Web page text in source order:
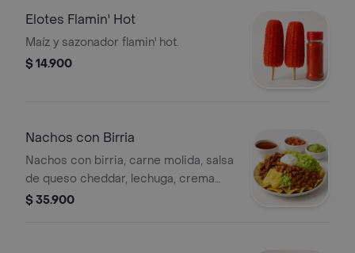
Elotes Flamin' Hot
Maíz y sazonador flamin' hot.
$ 14.900
Nachos con Birria
Nachos con birria, carne molida, salsa
de queso cheddar, lechuga, crema
agria, guacamole y picadillo. Incluye
$ 35.900